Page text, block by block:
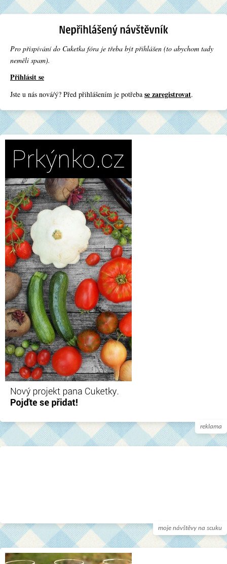
Pro přispívání do Cuketka fóra je třeba být přihlášen (to abychom tady
neměli spam).
Přihlásit se
Jste u nás nová/ý? Před přihlášením je potřeba se zaregistrovat.
reklama
moje návštěvy na scuku